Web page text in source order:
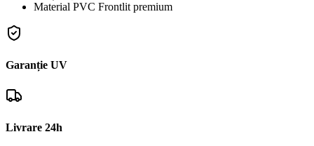
Material PVC Frontlit premium
Garanție UV
Livrare 24h